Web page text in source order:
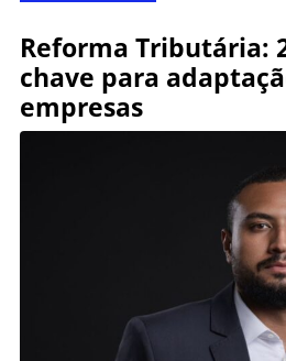
Reforma Tributária:
chave para
empresas